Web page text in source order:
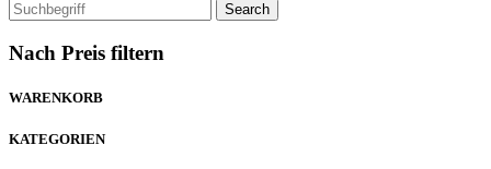
Search
Nach Preis filtern
WARENKORB
KATEGORIEN